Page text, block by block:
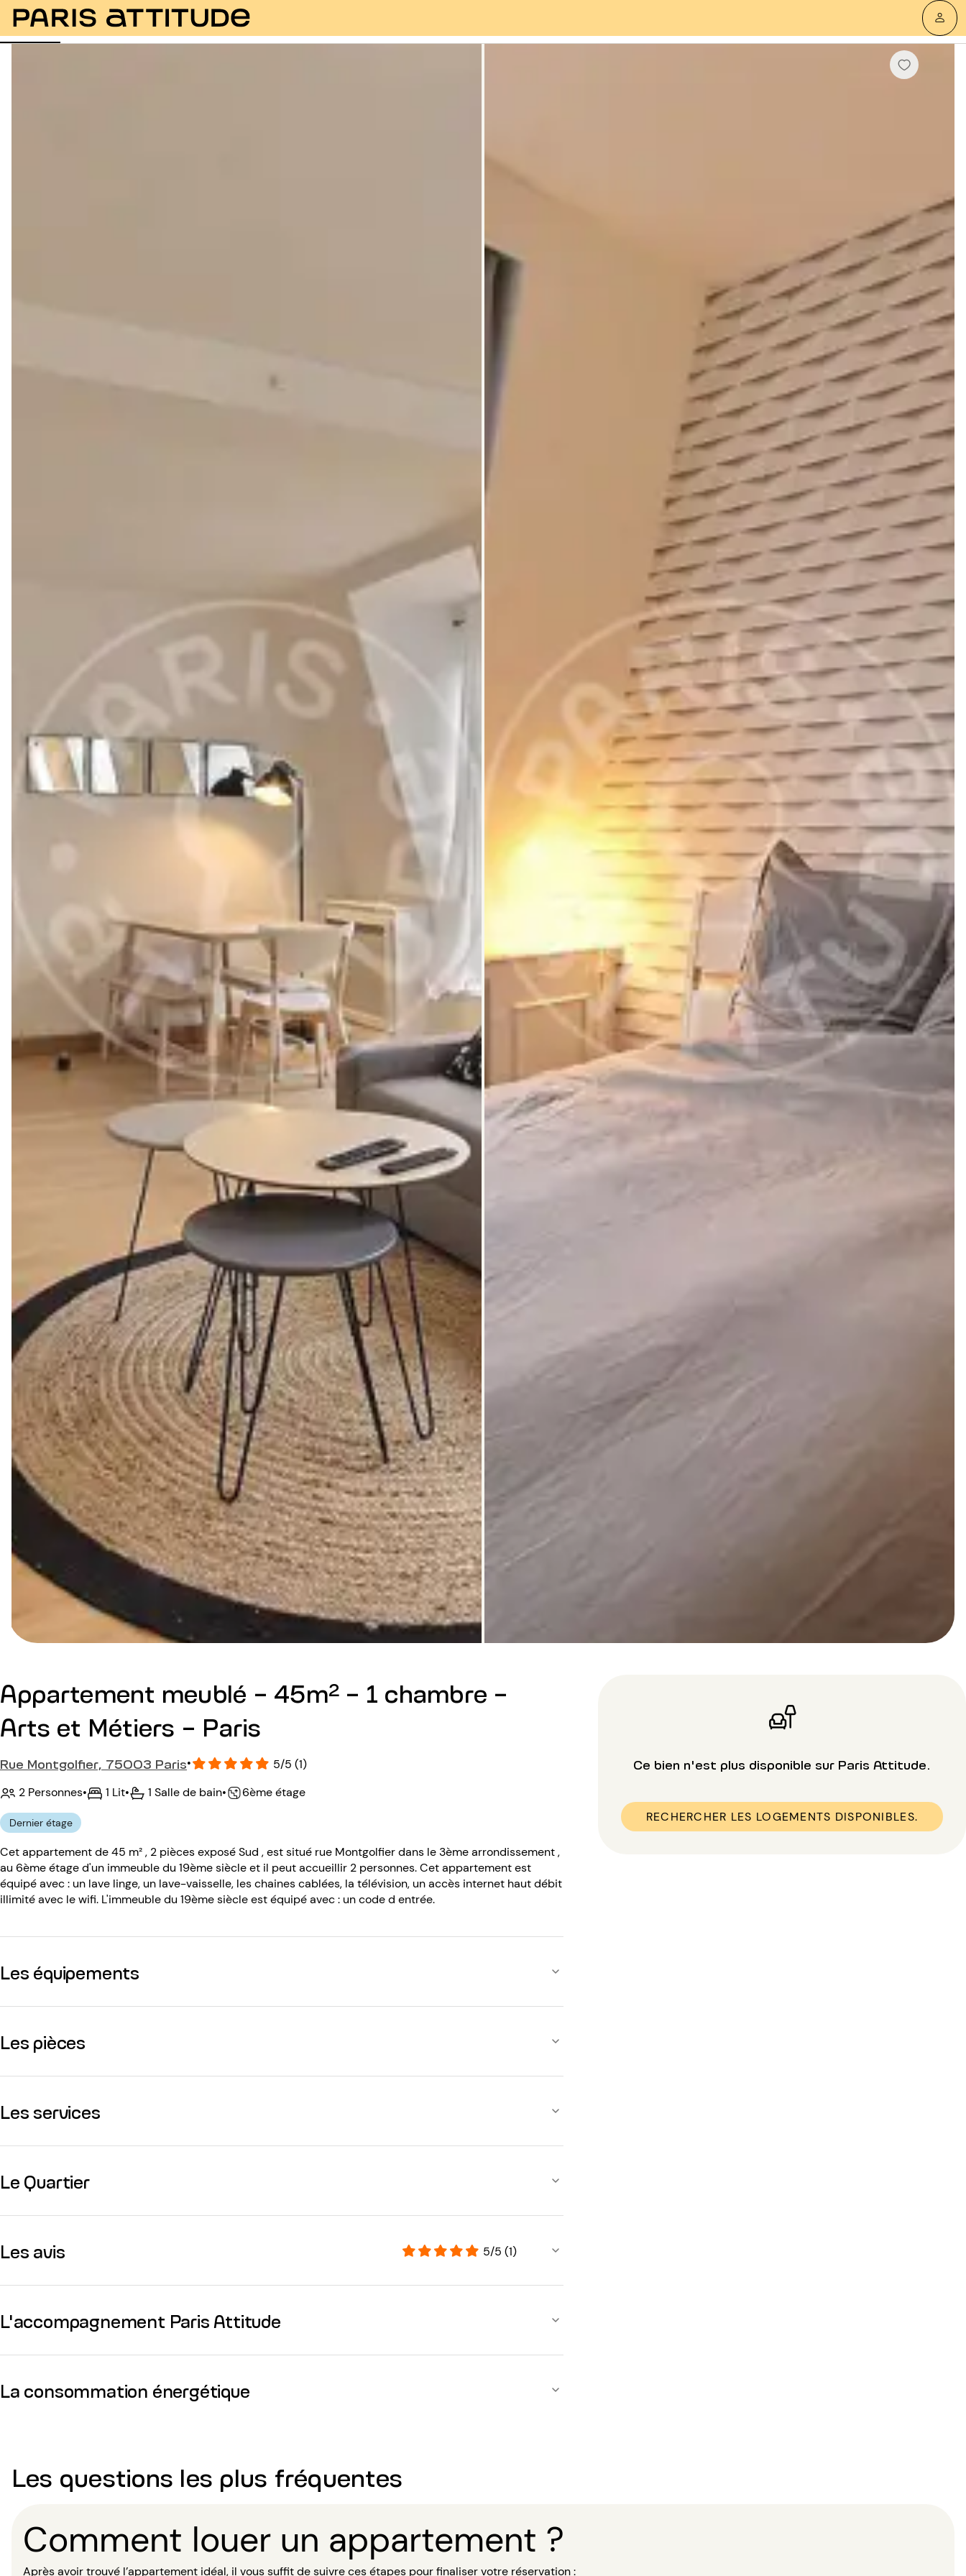
Photos Description Equipements Pièces
Appartement meublé - 45m² - 1 chambre -
Arts et Métiers - Paris
Rue Montgolfier, 75003 Paris•
5/5 (1)
2 Personnes• 1 Lit• 1 Salle de bain• 6ème étage
Dernier étage
Cet appartement de 45 m² , 2 pièces exposé Sud , est situé rue Montgolfier dans le 3ème arrondissement ,
au 6ème étage d'un immeuble du 19ème siècle et il peut accueillir 2 personnes. Cet appartement est
équipé avec : un lave linge, un lave-vaisselle, les chaines cablées, la télévision, un accès internet haut débit
illimité avec le wifi. L'immeuble du 19ème siècle est équipé avec : un code d entrée.
Les équipements
Les pièces
Les services
Le Quartier
Les avis 5/5 (1)
L'accompagnement Paris Attitude
La consommation énergétique
Ce bien n'est plus disponible sur Paris Attitude.
RECHERCHER LES LOGEMENTS DISPONIBLES.
Les questions les plus fréquentes
Comment louer un appartement ?
Après avoir trouvé l’appartement idéal, il vous suffit de suivre ces étapes pour finaliser votre réservation :